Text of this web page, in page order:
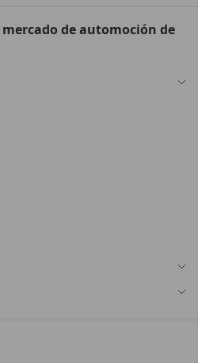
de automoción de